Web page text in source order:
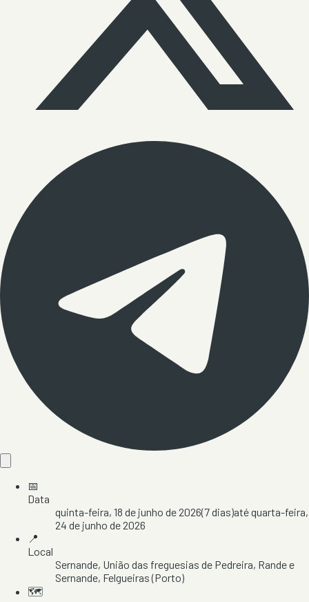
📅
Data
quinta-feira, 18 de junho de 2026(7dias)atéquarta-feira,
24 de junho de 2026
📍
Local
Sernande, União das freguesias de Pedreira, Rande e
Sernande, Felgueiras(Porto)
🗺️